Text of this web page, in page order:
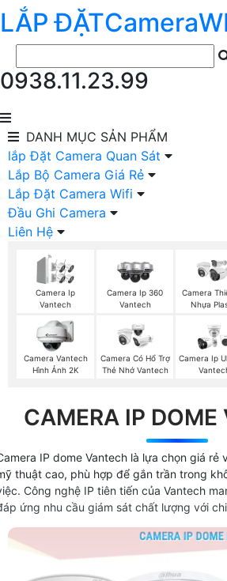
LẮP ĐẶTCamera
0938.11.23.99
DANH MỤC SẢN PHẨM
lắp Đặt Camera Quan Sát
Lắp Bộ Camera Giá Rẻ
Lắp Đặt Camera Wifi
Đầu Ghi Camera
Liên Hệ
Camera Ip
Vantech
Camera Ip 360
Vantech
Camera
Nhựa
Camera Vantech
Hình Ảnh 2K
Camera Có Hổ Trợ
Thẻ Nhớ Vantech
Camera Ip
CAMERA IP DOME
IP dome Vantech là lựa chọn giá rẻ
thuật cao, phù hợp để gắn trần trong
Công nghệ IP tiên tiến của Vantech
ứng nhu cầu giám sát chất lượng với